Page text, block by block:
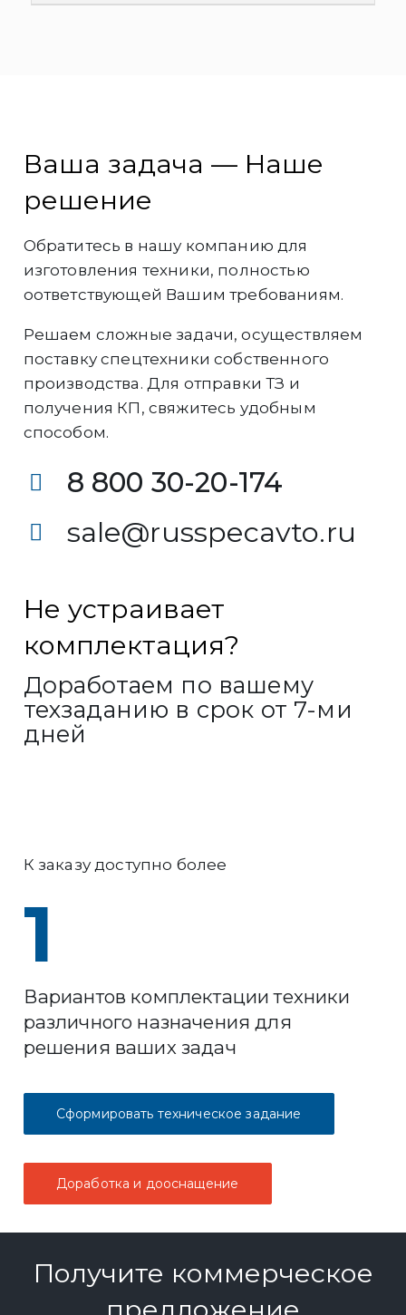
Ваша задача — Наше
решение
Обратитесь в нашу компанию для
изготовления техники, полностью
оответствующей Вашим требованиям.
Решаем сложные задачи, осуществляем
поставку спецтехники собственного
производства. Для отправки ТЗ и
получения КП, свяжитесь удобным
способом.
8 800 30-20-174
sale@russpecavto.ru
Не устраивает
комплектация?
Доработаем по вашему
техзаданию в срок от 7-ми
дней
К заказу доступно более
1
Вариантов комплектации техники
различного назначения для
решения ваших задач
Сформировать техническое задание
Доработка и дооснащение
Получите коммерческое